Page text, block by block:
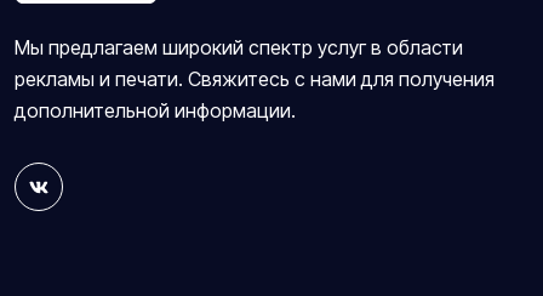
Мы предлагаем широкий спектр услуг в области
рекламы и печати. Свяжитесь с нами для получения
дополнительной информации.